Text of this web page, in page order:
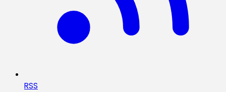
RSS